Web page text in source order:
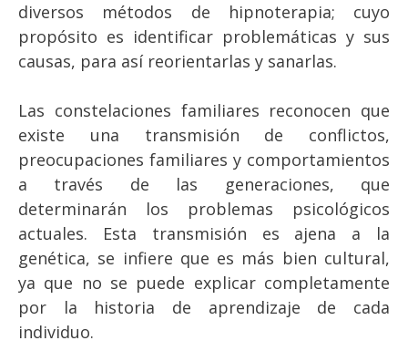
diversos métodos de hipnoterapia; cuyo
propósito es identificar problemáticas y sus
causas, para así reorientarlas y sanarlas.
Las constelaciones familiares reconocen que
existe una transmisión de conflictos,
preocupaciones familiares y comportamientos
a través de las generaciones, que
determinarán los problemas psicológicos
actuales. Esta transmisión es ajena a la
genética, se infiere que es más bien cultural,
ya que no se puede explicar completamente
por la historia de aprendizaje de cada
individuo.